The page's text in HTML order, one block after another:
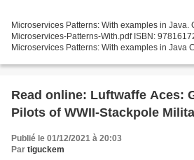
Microservices Patterns: With examples in Java.
Microservices-Patterns-With.pdf ISBN:
Microservices Patterns: With examples in Java
Read online: Luftwaffe Aces:
Pilots of WWII-Stackpole
Publié le 01/12/2021 à 20:03
Par tiguckem